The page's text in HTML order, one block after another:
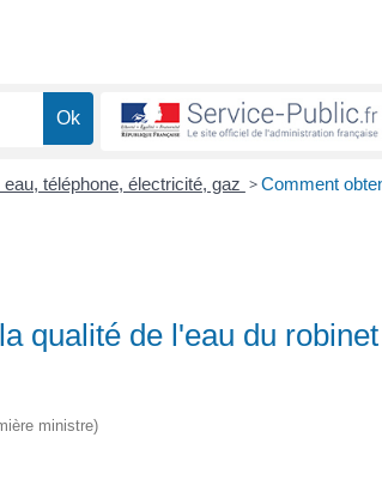
téléphone, électricité, gaz >Comment
qualité de l'eau du robinet
ministre)